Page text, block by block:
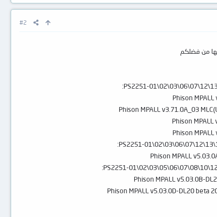
#2
Phison
Phison MPALL v3.71.0A_03
Phison
Phison
Phison MPALL
Phison MPALL v5.03.0B-
Phison MPALL v5.03.0D-DL20 beta